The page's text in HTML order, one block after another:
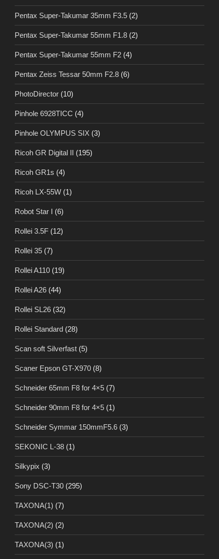
Pentax Super-Takumar 35mm F3.5 (2)
Pentax Super-Takumar 55mm F1.8 (2)
Pentax Super-Takumar 55mm F2 (4)
Pentax Zeiss Tessar 50mm F2.8 (6)
PhotoDirector (10)
Pinhole 6928TICC (4)
Pinhole OLYMPUS SIX (3)
Ricoh GR Digital II (195)
Ricoh GR1s (4)
Ricoh LX-55W (1)
Robot Star I (6)
Rollei 3.5F (12)
Rollei 35 (7)
Rollei A110 (19)
Rollei A26 (44)
Rollei SL26 (32)
Rollei Standard (28)
Scan soft Silverfast (5)
Scaner Epson GT-X970 (8)
Schneider 65mm F8 for 4×5 (7)
Schneider 90mm F8 for 4×5 (1)
Schneider Symmar 150mmF5.6 (3)
SEKONIC L-38 (1)
Silkypix (3)
Sony DSC-T30 (295)
TAXONA(1) (7)
TAXONA(2) (2)
TAXONA(3) (1)